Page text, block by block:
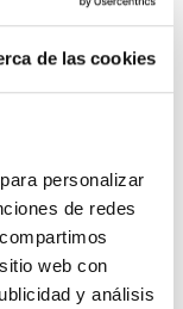
de las cookies
personalizar
de redes
web con
y análisis
SKY 8500 BL
de funcionamiento
vertical u